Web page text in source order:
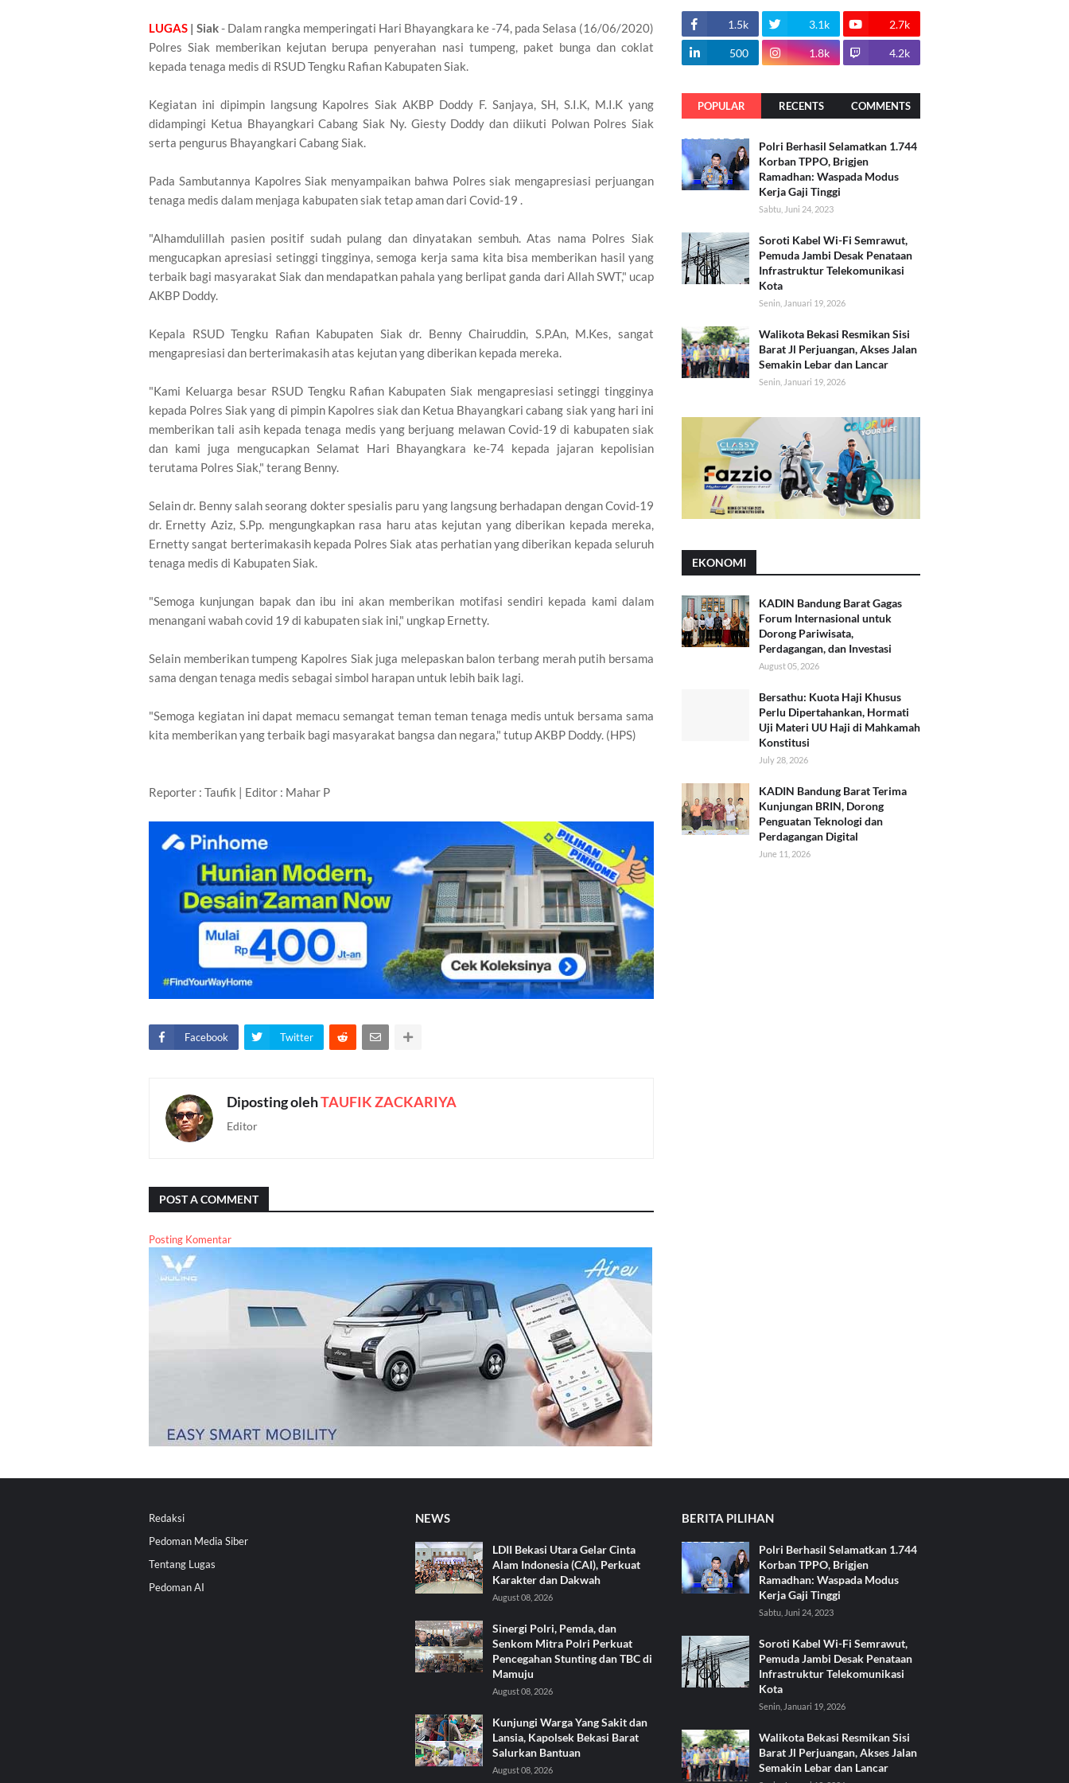
LUGAS | Siak- Dalam rangka memperingati Hari Bhayangkara ke -74, pada Selasa (16/06/2020)
Polres Siak memberikan kejutan berupa penyerahan nasi tumpeng, paket bunga dan coklat
kepada tenaga medis di RSUD Tengku Rafian Kabupaten Siak.
Kegiatan ini dipimpin langsung Kapolres Siak AKBP Doddy F. Sanjaya, SH, S.I.K, M.I.K yang
didampingi Ketua Bhayangkari Cabang Siak Ny. Giesty Doddy dan diikuti Polwan Polres Siak
serta pengurus Bhayangkari Cabang Siak.
Pada Sambutannya Kapolres Siak menyampaikan bahwa Polres siak mengapresiasi perjuangan
tenaga medis dalam menjaga kabupaten siak tetap aman dari Covid-19 .
"Alhamdulillah pasien positif sudah pulang dan dinyatakan sembuh. Atas nama Polres Siak
mengucapkan apresiasi setinggi tingginya, semoga kerja sama kita bisa memberikan hasil yang
terbaik bagi masyarakat Siak dan mendapatkan pahala yang berlipat ganda dari Allah SWT," ucap
AKBP Doddy.
Kepala RSUD Tengku Rafian Kabupaten Siak dr. Benny Chairuddin, S.P.An, M.Kes, sangat
mengapresiasi dan berterimakasih atas kejutan yang diberikan kepada mereka.
"Kami Keluarga besar RSUD Tengku Rafian Kabupaten Siak mengapresiasi setinggi tingginya
kepada Polres Siak yang di pimpin Kapolres siak dan Ketua Bhayangkari cabang siak yang hari ini
memberikan tali asih kepada tenaga medis yang berjuang melawan Covid-19 di kabupaten siak
dan kami juga mengucapkan Selamat Hari Bhayangkara ke-74 kepada jajaran kepolisian
terutama Polres Siak," terang Benny.
Selain dr. Benny salah seorang dokter spesialis paru yang langsung berhadapan dengan Covid-19
dr. Ernetty Aziz, S.Pp. mengungkapkan rasa haru atas kejutan yang diberikan kepada mereka,
Ernetty sangat berterimakasih kepada Polres Siak atas perhatian yang diberikan kepada seluruh
tenaga medis di Kabupaten Siak.
"Semoga kunjungan bapak dan ibu ini akan memberikan motifasi sendiri kepada kami dalam
menangani wabah covid 19 di kabupaten siak ini," ungkap Ernetty.
Selain memberikan tumpeng Kapolres Siak juga melepaskan balon terbang merah putih bersama
sama dengan tenaga medis sebagai simbol harapan untuk lebih baik lagi.
"Semoga kegiatan ini dapat memacu semangat teman teman tenaga medis untuk bersama sama
kita memberikan yang terbaik bagi masyarakat bangsa dan negara," tutup AKBP Doddy. (HPS)
Reporter : Taufik | Editor : Mahar P
Facebook Twitter
Diposting olehTAUFIK ZACKARIYA
Editor
POST A COMMENT
Posting Komentar
1.5k 3.1k 2.7k
500 1.8k 4.2k
POPULAR RECENTS COMMENTS
Polri Berhasil Selamatkan 1.744
Korban TPPO, Brigjen
Ramadhan: Waspada Modus
Kerja Gaji Tinggi
Sabtu, Juni 24, 2023
Soroti Kabel Wi-Fi Semrawut,
Pemuda Jambi Desak Penataan
Infrastruktur Telekomunikasi
Kota
Senin, Januari 19, 2026
Walikota Bekasi Resmikan Sisi
Barat Jl Perjuangan, Akses Jalan
Semakin Lebar dan Lancar
Senin, Januari 19, 2026
EKONOMI
KADIN Bandung Barat Gagas
Forum Internasional untuk
Dorong Pariwisata,
Perdagangan, dan Investasi
August 05, 2026
Bersathu: Kuota Haji Khusus
Perlu Dipertahankan, Hormati
Uji Materi UU Haji di Mahkamah
Konstitusi
July 28, 2026
KADIN Bandung Barat Terima
Kunjungan BRIN, Dorong
Penguatan Teknologi dan
Perdagangan Digital
June 11, 2026
Redaksi
Pedoman Media Siber
Tentang Lugas
Pedoman AI
NEWS
LDII Bekasi Utara Gelar Cinta
Alam Indonesia (CAI), Perkuat
Karakter dan Dakwah
August 08, 2026
Sinergi Polri, Pemda, dan
Senkom Mitra Polri Perkuat
Pencegahan Stunting dan TBC di
Mamuju
August 08, 2026
Kunjungi Warga Yang Sakit dan
Lansia, Kapolsek Bekasi Barat
Salurkan Bantuan
August 08, 2026
BERITA PILIHAN
Polri Berhasil Selamatkan 1.744
Korban TPPO, Brigjen
Ramadhan: Waspada Modus
Kerja Gaji Tinggi
Sabtu, Juni 24, 2023
Soroti Kabel Wi-Fi Semrawut,
Pemuda Jambi Desak Penataan
Infrastruktur Telekomunikasi
Kota
Senin, Januari 19, 2026
Walikota Bekasi Resmikan Sisi
Barat Jl Perjuangan, Akses Jalan
Semakin Lebar dan Lancar